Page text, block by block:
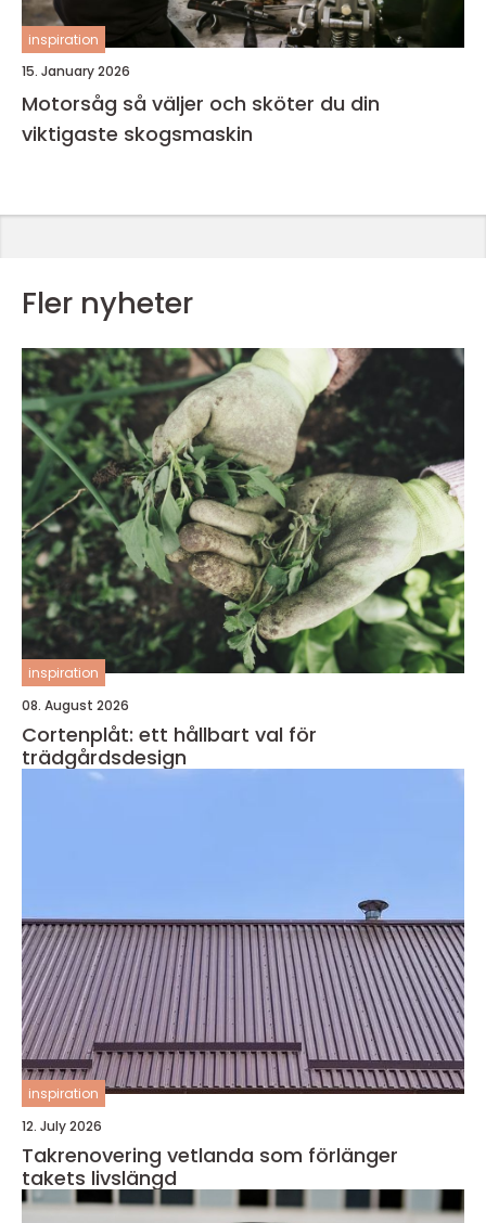
inspiration
15. January 2026
Motorsåg så väljer och sköter du din
viktigaste skogsmaskin
Fler nyheter
inspiration
08. August 2026
Cortenplåt: ett hållbart val för
trädgårdsdesign
inspiration
12. July 2026
Takrenovering vetlanda som förlänger
takets livslängd